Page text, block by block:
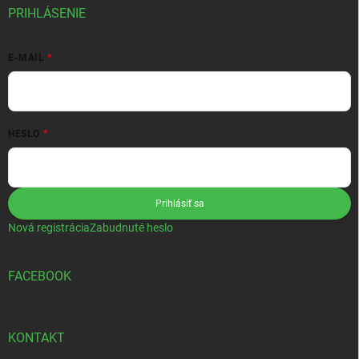
PRIHLÁSENIE
E-MAIL
HESLO
Prihlásiť sa
Nová registráciaZabudnuté heslo
FACEBOOK
KONTAKT